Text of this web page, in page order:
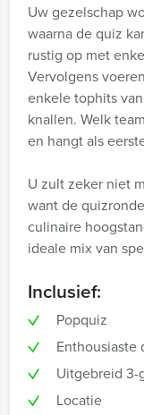
Uw gezelschap
waarna de quiz
rustig op met
Vervolgens
enkele tophits
knallen. Welk
en hangt als
U zult zeker niet
want de
culinaire
ideale mix van
Inclusief:
Popquiz
Enthousiaste
Uitgebreid 3-
Locatie